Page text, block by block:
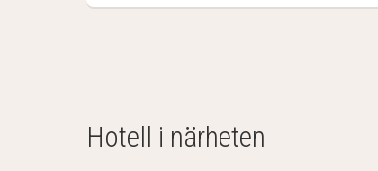
Hotell i närheten